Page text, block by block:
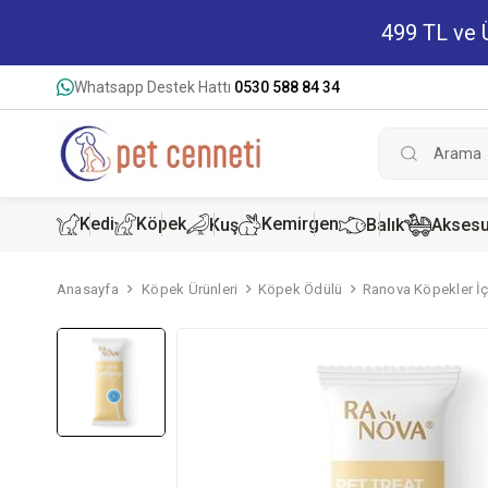
499 TL ve
Whatsapp Destek Hattı 0530 588 84 34
Kedi
Kedi
Köpek
Köpek
Kuş Kemirgen
Tavşan
Balık
Anasayfa Köpek Ürünleri Köpek Ödülü Ranova Köpekler